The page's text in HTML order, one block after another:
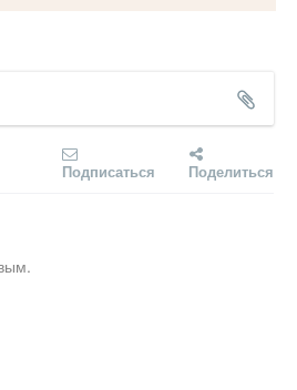
Подписаться Поделиться